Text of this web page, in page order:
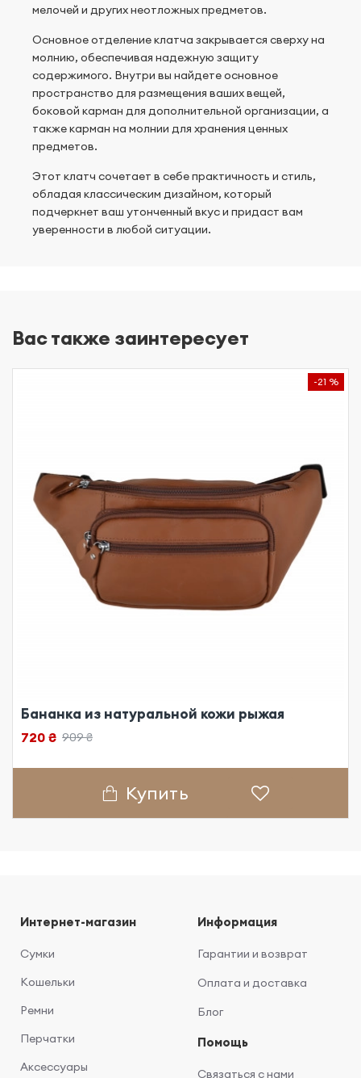
мелочей и других неотложных предметов.
Основное отделение клатча закрывается сверху на
молнию, обеспечивая надежную защиту
содержимого. Внутри вы найдете основное
пространство для размещения ваших вещей,
боковой карман для дополнительной организации, а
также карман на молнии для хранения ценных
предметов.
Этот клатч сочетает в себе практичность и стиль,
обладая классическим дизайном, который
подчеркнет ваш утонченный вкус и придаст вам
уверенности в любой ситуации.
Вас также заинтересует
-21 %
Бананка из натуральной кожи рыжая
720 ₴ 909 ₴
Купить
Интернет-магазин
Сумки
Кошельки
Ремни
Перчатки
Аксессуары
Информация
Гарантии и возврат
Оплата и доставка
Блог
Помощь
Связаться с нами